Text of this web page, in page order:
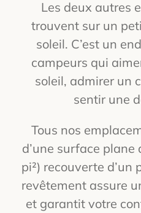
Les deux autres
trouvent sur un
soleil. C’est un
campeurs qui
soleil, admirer un
sentir une
Tous nos
d’une surface
pi²) recouverte d’un
revêtement assure
et garantit votre